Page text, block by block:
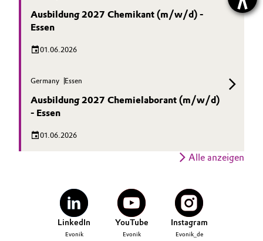
Ausbildung 2027 Chemikant (m/w/d) -
Essen
01.06.2026
Germany Essen
Ausbildung 2027 Chemielaborant (m/w/d)
- Essen
01.06.2026
Alle anzeigen
LinkedIn
Evonik
YouTube
Evonik
Instagram
Evonik_de